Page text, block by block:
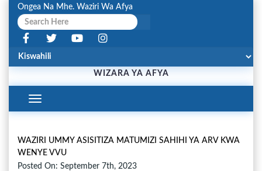
Ongea Na Mhe. Waziri Wa Afya
WIZARA YA AFYA
Toggle
Navigation
WAZIRI UMMY ASISITIZA MATUMIZI SAHIHI YA ARV KWA
WENYE VVU
Posted On: September 7th, 2023